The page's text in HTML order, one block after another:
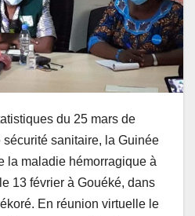
du 25 mars de
sécurité sanitaire, la Guinée
la maladie hémorragique à
13 février à Gouéké, dans
En réunion virtuelle le